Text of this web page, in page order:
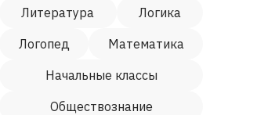
Литература
Логика
Логопед
Математика
Начальные классы
Обществознание